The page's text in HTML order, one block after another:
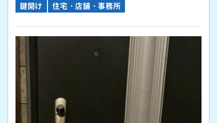
鍵開け 住宅・店舗・事務所